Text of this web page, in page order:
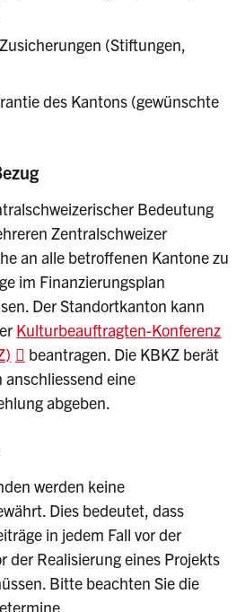
(Stiftungen,
des Kantons (gewünschte
Bedeutung
Zentralschweizer
an alle betroffenen Kantone zu
im Finanzierungsplan
Der Standortkanton kann
Kulturbeauftragten-Konferenz
beantragen. Die KBKZ berät
anschliessend eine
abgeben.
werden keine
Dies bedeutet, dass
in jedem Fall vor der
der Realisierung eines Projekts
Bitte beachten Sie die